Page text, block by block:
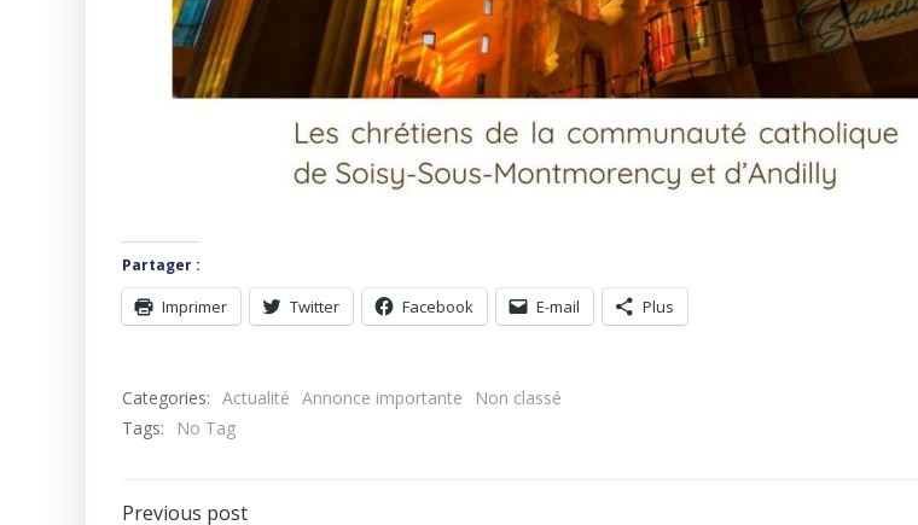
Partager :
Imprimer Twitter Facebook E-mail Plus
Categories: Actualité Annonce importante
Non classé
Tags:
No Tag
Previous post